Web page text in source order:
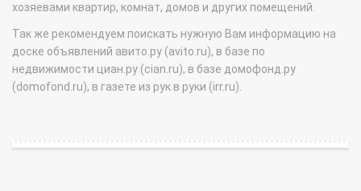
хозяевами квартир, комнат, домов и других помещений.
Так же рекомендуем поискать нужную Вам информацию на
доске объявлений авито.ру (avito.ru), в базе по
недвижимости циан.ру (cian.ru), в базе домофонд.ру
(domofond.ru), в газете из рук в руки (irr.ru).